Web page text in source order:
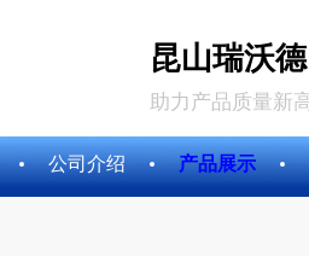
昆山瑞沃
助力产品质量新
公司介绍 产品展示